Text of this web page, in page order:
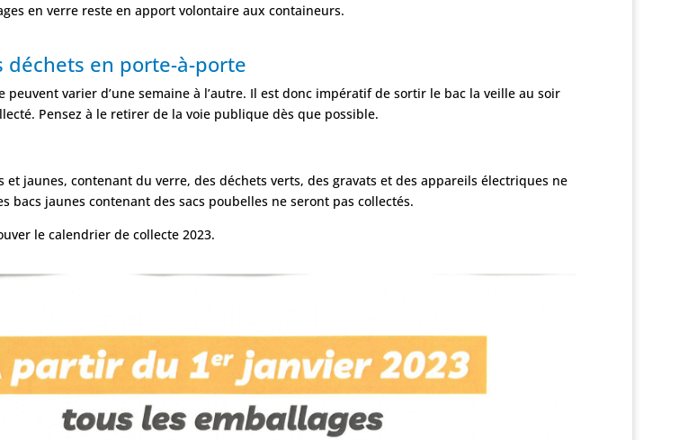
en verre reste en apport volontaire aux containeurs.
déchets en porte-à-porte
peuvent varier d’une semaine à l’autre. Il est donc impératif de sortir le bac la veille au soir
Pensez à le retirer de la voie publique dès que possible.
et jaunes, contenant du verre, des déchets verts, des gravats et des appareils électriques ne
bacs jaunes contenant des sacs poubelles ne seront pas collectés.
le calendrier de collecte 2023.